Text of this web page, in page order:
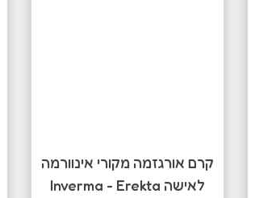
קרם אורגזמה מקורי אינוורמה
לאישה Inverma - Erekta